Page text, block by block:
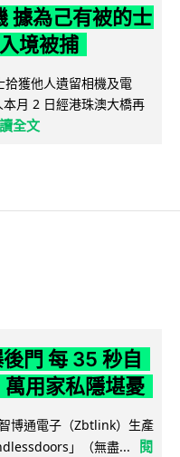
據為己有被的士
境被捕
獲他人遺留相機及電
月 2 日經港珠澳大橋再
全文
門 每 35 秒自
用家私隱堪憂
博通電子（Zbtlink）生產
」（無盡...
閱